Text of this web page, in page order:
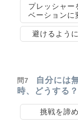
プレッシャー
ベーションに
避けるよう
問7
自分には
時、どうする？
挑戦を諦